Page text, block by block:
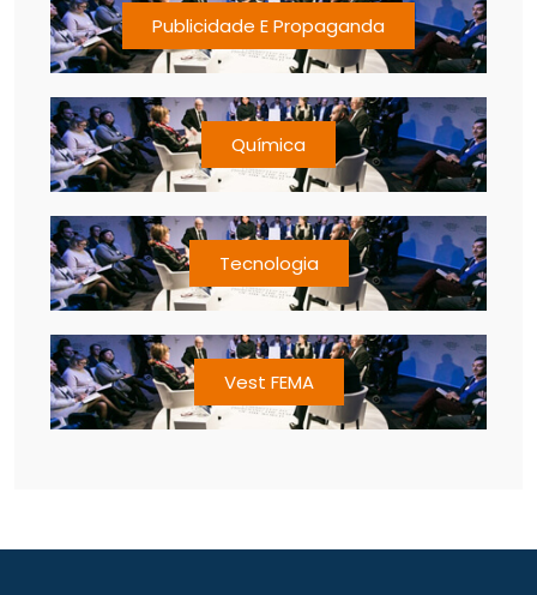
Publicidade E Propaganda
Química
Tecnologia
Vest FEMA